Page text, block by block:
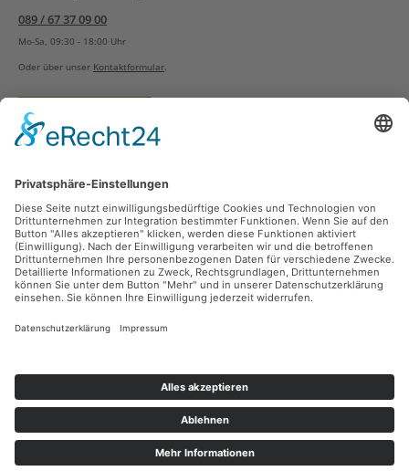
089 / 67 37 09 00
Mo-Sa, 09:30 - 18:00 Uhr
Oder über unser Kontaktformular
Vertrag widerrufen
Zahlungsarten
Sicher Einkaufen
Ladengeschäft
Newsletter
Facebook Instagram
Alle Preise inkl. gesetzl. Mehrwertsteuer zzgl.
Nachnahmegebühren, wenn nicht anders angegeben.